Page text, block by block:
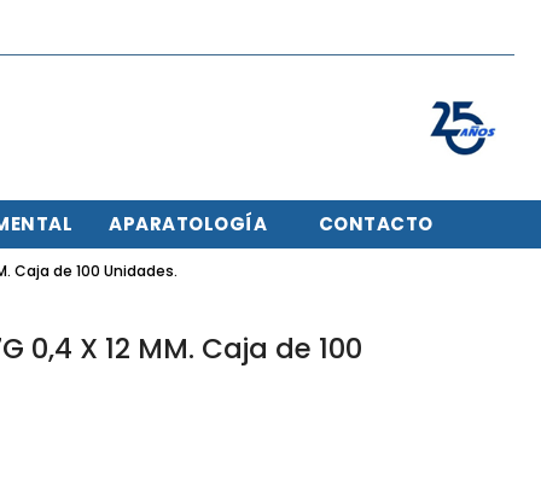
APARATOLOGÍA CONTACTO
Caja de 100 Unidades.
0,4 X 12 MM. Caja de 100